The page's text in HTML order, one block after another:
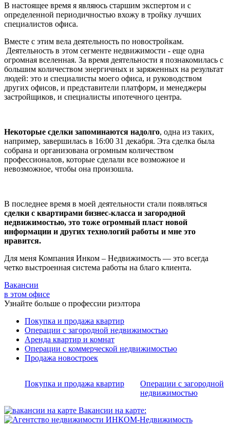
В настоящее время я являюсь старшим экспертом и с
определенной периодичностью вхожу в тройку лучших
специалистов офиса.
Вместе с этим вела деятельность по новостройкам.
Деятельность в этом сегменте недвижимости - еще одна
огромная вселенная. За время деятельности я познакомилась с
большим количеством энергичных и заряженных на результат
людей: это и специалисты моего офиса, и руководством
других офисов, и представители платформ, и менеджеры
застройщиков, и специалисты ипотечного центра.
Некоторые сделки запоминаются надолго, одна из таких,
например, завершилась в 16:00 31 декабря. Эта сделка была
собрана и организована огромным количеством
профессионалов, которые сделали все возможное и
невозможное, чтобы она произошла.
В последнее время в моей деятельности стали появляться
сделки с квартирами бизнес-класса и загородной
недвижимостью, это тоже огромный пласт новой
информации и других технологий работы и мне это
нравится.
Для меня Компания Инком – Недвижимость — это всегда
четко выстроенная система работы на благо клиента.
Вакансии
в этом офисе
Узнайте больше о профессии риэлтора
Покупка и продажа квартир
Операции с загородной недвижимостью
Аренда квартир и комнат
Операции с коммерческой недвижимостью
Продажа новостроек
Покупка и продажа квартир
Операции с загородной
недвижимостью
Вакансии на карте: